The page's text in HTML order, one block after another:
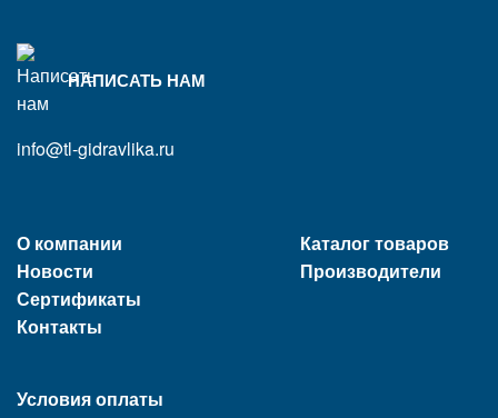
НАПИСАТЬ НАМ
info@tl-gidravlika.ru
О компании
Новости
Сертификаты
Контакты
Условия оплаты
Каталог товаров
Производители